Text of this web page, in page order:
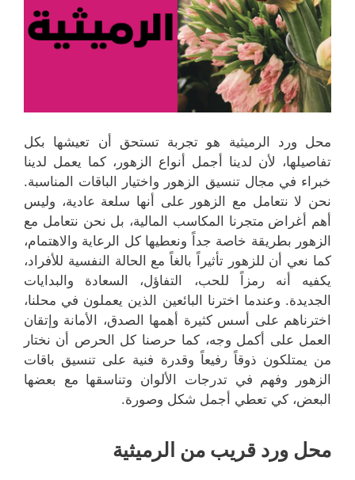
محل ورد الرميثية هو تجربة تستحق أن تعيشها بكل
تفاصيلها، لأن لدينا أجمل أنواع الزهور، كما يعمل لدينا
خبراء في مجال تنسيق الزهور واختيار الباقات المناسبة.
نحن لا نتعامل مع الزهور على أنها سلعة عادية، وليس
أهم أغراض متجرنا المكاسب المالية، بل نحن نتعامل مع
الزهور بطريقة خاصة جداً ونعطيها كل الرعاية والاهتمام،
كما نعي أن للزهور تأثيراً بالغاً مع الحالة النفسية للأفراد،
يكفيه أنه رمزاً للحب، التفاؤل، السعادة والبدايات
الجديدة. وعندما اخترنا البائعين الذين يعملون في محلنا،
اخترناهم على أسس كثيرة أهمها الصدق، الأمانة وإتقان
العمل على أكمل وجه، كما حرصنا كل الحرص أن نختار
من يمتلكون ذوقاً رفيعاً وقدرة فنية على تنسيق باقات
الزهور وفهم في تدرجات الألوان وتناسقها مع بعضها
البعض، كي تعطي أجمل شكل وصورة.
محل ورد قريب من الرميثية